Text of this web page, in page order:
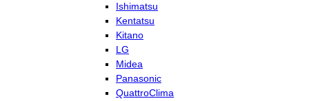
Ishimatsu
Kentatsu
Kitano
LG
Midea
Panasonic
QuattroClima